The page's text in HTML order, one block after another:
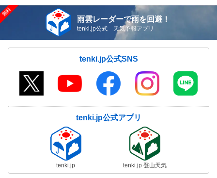
雨雲レーダーで雨を回避！
tenki.jp公式 天気予報アプリ
tenki.jp公式SNS
tenki.jp公式アプリ
tenki.jp tenki.jp 登山天気